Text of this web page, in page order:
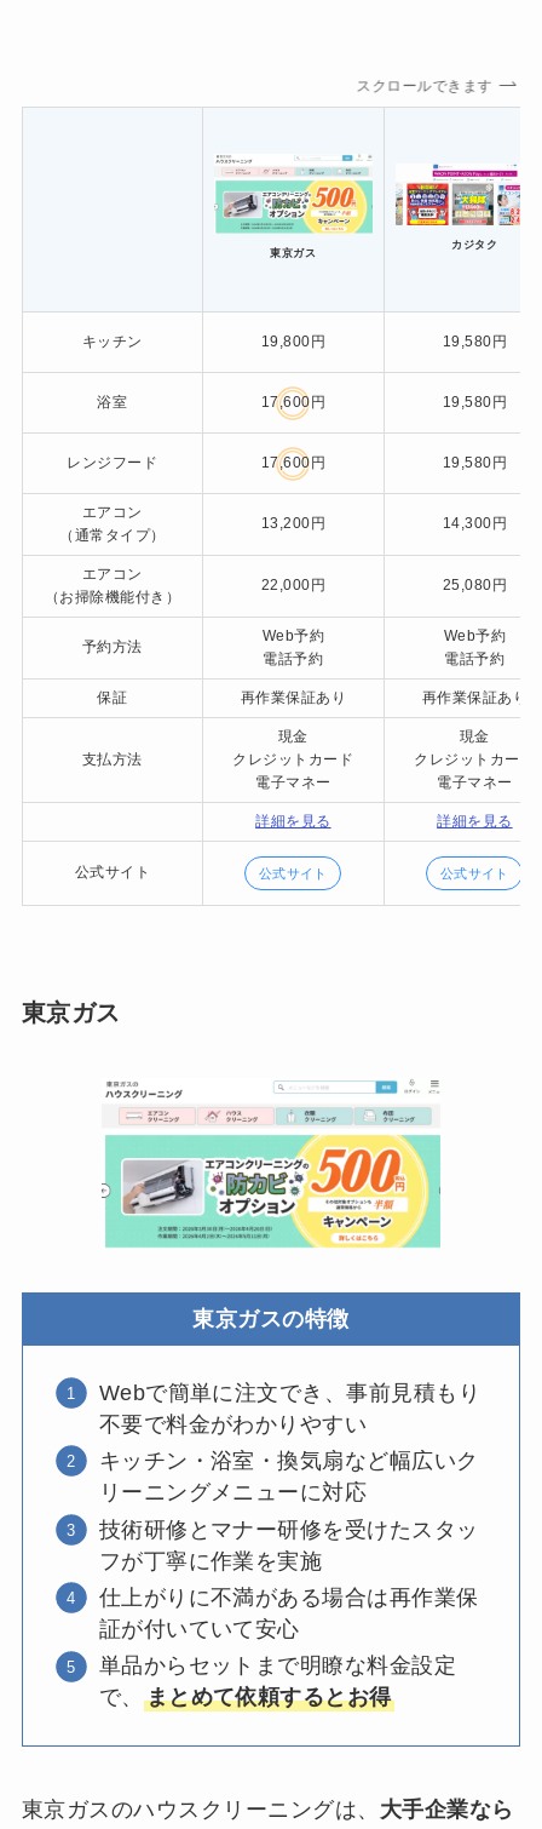
スクロールできます
東京ガス
カジタク
キッチン 19,800円 19,580円
浴室 17,600円 19,580円
レンジフード 17,600円 19,580円
エアコン
（通常タイプ）
13,200円 14,300円
エアコン
（お掃除機能付き）
22,000円 25,080円
予約方法
Web予約
電話予約
Web予約
電話予約
保証 再作業保証あり 再作業保証あり
支払方法
現金
クレジットカード
電子マネー
現金
クレジットカード
電子マネー
詳細を見る 詳細を見る
公式サイト 公式サイト 公式サイト
東京ガス
東京ガスの特徴
Webで簡単に注文でき、事前見積もり
不要で料金がわかりやすい
キッチン・浴室・換気扇など幅広いク
リーニングメニューに対応
技術研修とマナー研修を受けたスタッ
フが丁寧に作業を実施
仕上がりに不満がある場合は再作業保
証が付いていて安心
単品からセットまで明瞭な料金設定
で、 まとめて依頼するとお得
東京ガスのハウスクリーニングは、 大手企業なら